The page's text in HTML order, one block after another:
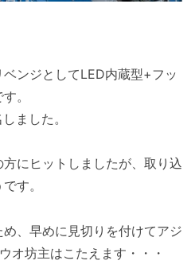
ンジとしてLED内蔵型+フッ
。
ました。
にヒットしましたが、取り込
す。
、早めに見切りを付けてアジ
オ坊主はこたえます・・・